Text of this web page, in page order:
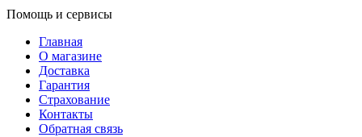
Помощь и сервисы
Главная
О магазине
Доставка
Гарантия
Страхование
Контакты
Обратная связь